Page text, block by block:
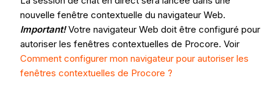
nouvelle fenêtre contextuelle du navigateur Web.
Important!Votre navigateur Web doit être configuré pour
autoriser les fenêtres contextuelles de Procore. Voir
Comment configurer mon navigateur pour autoriser les
fenêtres contextuelles de Procore ?